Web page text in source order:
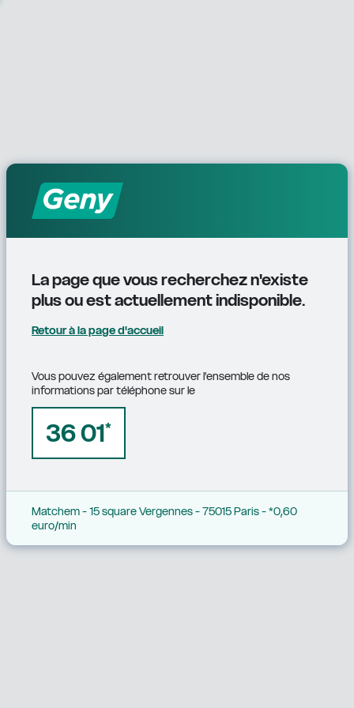
La page que vous recherchez n'existe
plus ou est actuellement indisponible.
Retour à la page d'accueil
Vous pouvez également retrouver l'ensemble de nos
informations par téléphone sur le
36 01*
Matchem - 15 square Vergennes - 75015 Paris - *0,60
euro/min